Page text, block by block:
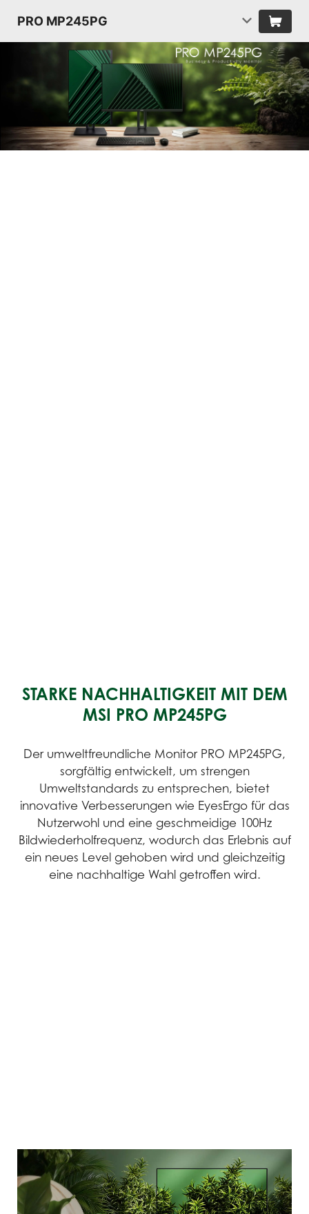
PRO MP245PG
STARKE NACHHALTIGKEIT MIT DEM
MSI PRO MP245PG
Der umweltfreundliche Monitor PRO MP245PG,
sorgfältig entwickelt, um strengen
Umweltstandards zu entsprechen, bietet
innovative Verbesserungen wie EyesErgo für das
Nutzerwohl und eine geschmeidige 100Hz
Bildwiederholfrequenz, wodurch das Erlebnis auf
ein neues Level gehoben wird und gleichzeitig
eine nachhaltige Wahl getroffen wird.